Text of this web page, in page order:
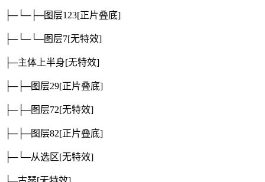
├─└─├─图层123[正片叠底]
├─└─└─图层7[无特效]
├─主体上半身[无特效]
├─├─图层29[正片叠底]
├─├─图层72[无特效]
├─├─图层82[正片叠底]
├─└─从选区[无特效]